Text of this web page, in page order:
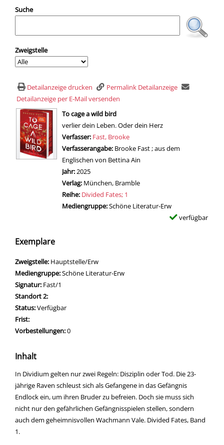
Suche
Zweigstelle
Detailanzeige drucken
Permalink Detailanzeige
Detailanzeige per E-Mail versenden
wird in neuem Tab geöffnet
To cage a wild bird
verlier dein Leben. Oder dein Herz
Verfasser: Suche nach diesem Verfasser
Fast, Brooke
Verfasserangabe: Brooke Fast ; aus dem
Englischen von Bettina Ain
Jahr: 2025
Verlag: München, Bramble
Reihe: Divided Fates; 1
Mediengruppe:Schöne Literatur-Erw
verfügbar
Exemplare
Zweigstelle: Hauptstelle/Erw
Mediengruppe:Schöne Literatur-Erw
Signatur: Fast/1
Standort 2:
Status:Verfügbar
Frist:
Vorbestellungen:0
Inhalt
In Dividium gelten nur zwei Regeln: Disziplin oder Tod. Die 23-
jährige Raven schleust sich als Gefangene in das Gefängnis
Endlock ein, um ihren Bruder zu befreien. Doch sie muss sich
nicht nur den gefährlichen Gefängnisspielen stellen, sondern
auch dem geheimnisvollen Wachmann Vale. Divided Fates, Band
1.